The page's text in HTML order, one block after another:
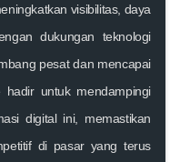
visibilitas, daya
dukungan teknologi
pesat dan mencapai
hadir untuk mendampingi
digital ini, memastikan
di pasar yang terus